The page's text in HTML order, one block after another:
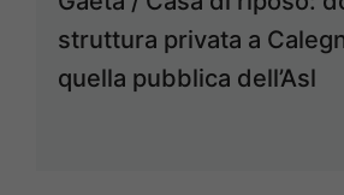
struttura privata a
quella pubblica dell’Asl